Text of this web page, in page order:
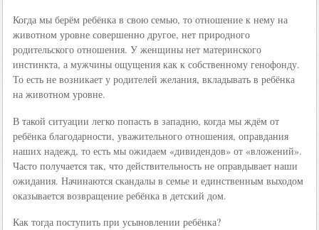
Когда мы берём ребёнка в свою семью, то отношение к нему на
животном уровне совершенно другое, нет природного
родительского отношения. У женщины нет материнского
инстинкта, а мужчины ощущения как к собственному генофонду.
То есть не возникает у родителей желания, вкладывать в ребёнка
на животном уровне.
В такой ситуации легко попасть в западню, когда мы ждём от
ребёнка благодарности, уважительного отношения, оправдания
наших надежд, то есть мы ожидаем «дивидендов» от «вложений».
Часто получается так, что действительность не оправдывает наши
ожидания. Начинаются скандалы в семье и единственным выходом
оказывается возвращение ребёнка в детский дом.
Как тогда поступить при усыновлении ребёнка?